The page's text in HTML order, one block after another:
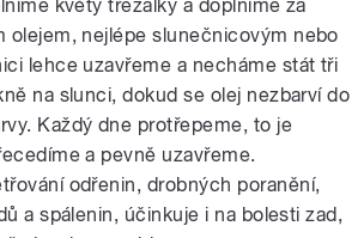
květy třezalky a doplníme za
olejem, nejlépe slunečnicovým nebo
lehce uzavřeme a necháme stát tři
na slunci, dokud se olej nezbarví do
Každý dne protřepeme, to je
a pevně uzavřeme.
odřenin, drobných poranění,
a spálenin, účinkuje i na bolesti zad,